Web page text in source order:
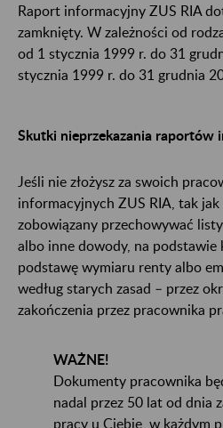
Raport informacyjny ZUS RIA
zamknięty. W zależności od
od 1 stycznia 1999 r. do 31
stycznia 1999 r. do 31 grudnia
Skutki nieprzekazania raportów
Jeśli nie złożysz za swoich
informacyjnych ZUS RIA, tak
zobowiązany przechowywać
albo inne dowody, na
podstawę wymiaru renty albo
według starych zasad – przez
zakończenia przez pracownika
WAŻNE!
Dokumenty pracownika
nadal przez 50 lat od dnia
pracy u Ciebie, w każdym